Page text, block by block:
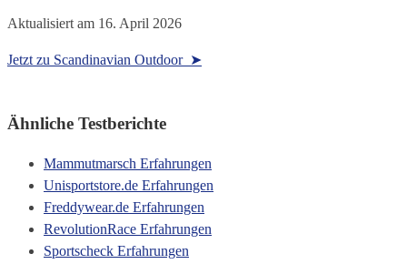
Aktualisiert am 16. April 2026
Jetzt zu Scandinavian Outdoor ➤
Ähnliche Testberichte
Mammutmarsch Erfahrungen
Unisportstore.de Erfahrungen
Freddywear.de Erfahrungen
RevolutionRace Erfahrungen
Sportscheck Erfahrungen